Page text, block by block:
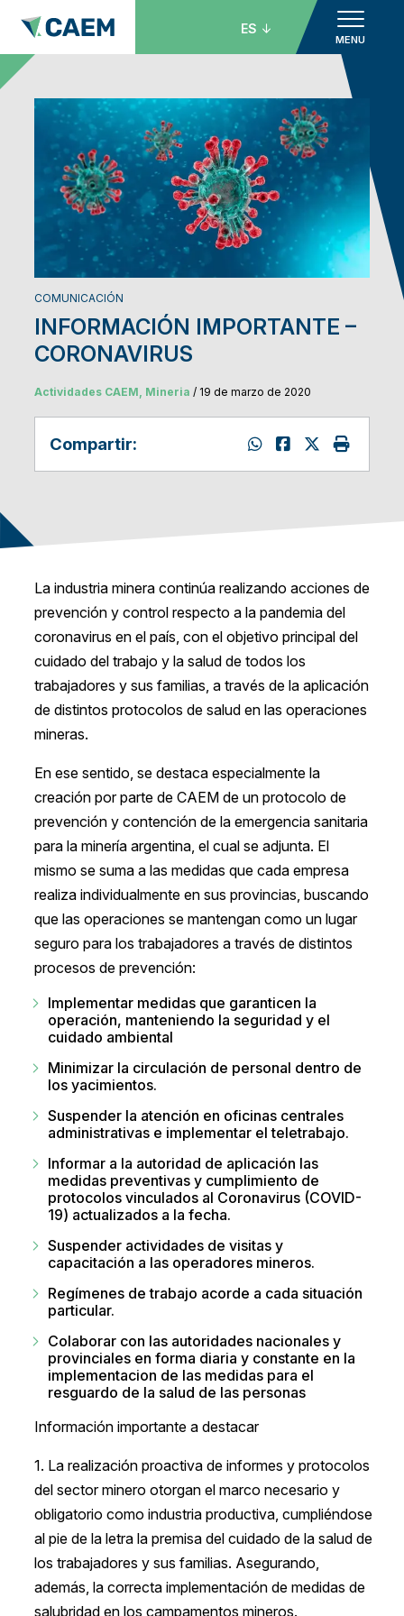
MENU
ES
COMUNICACIÓN
INFORMACIÓN IMPORTANTE –
CORONAVIRUS
Actividades CAEM, Mineria / 19 de marzo de 2020
Compartir:
La industria minera continúa realizando acciones de
prevención y control respecto a la pandemia del
coronavirus en el país, con el objetivo principal del
cuidado del trabajo y la salud de todos los
trabajadores y sus familias, a través de la aplicación
de distintos protocolos de salud en las operaciones
mineras.
En ese sentido, se destaca especialmente la
creación por parte de CAEM de un protocolo de
prevención y contención de la emergencia sanitaria
para la minería argentina, el cual se adjunta. El
mismo se suma a las medidas que cada empresa
realiza individualmente en sus provincias, buscando
que las operaciones se mantengan como un lugar
seguro para los trabajadores a través de distintos
procesos de prevención:
Implementar medidas que garanticen la
operación, manteniendo la seguridad y el
cuidado ambiental
Minimizar la circulación de personal dentro de
los yacimientos.
Suspender la atención en oficinas centrales
administrativas e implementar el teletrabajo.
Informar a la autoridad de aplicación las
medidas preventivas y cumplimiento de
protocolos vinculados al Coronavirus (COVID-
19) actualizados a la fecha.
Suspender actividades de visitas y
capacitación a las operadores mineros.
Regímenes de trabajo acorde a cada situación
particular.
Colaborar con las autoridades nacionales y
provinciales en forma diaria y constante en la
implementacion de las medidas para el
resguardo de la salud de las personas
Información importante a destacar
1. La realización proactiva de informes y protocolos
del sector minero otorgan el marco necesario y
obligatorio como industria productiva, cumpliéndose
al pie de la letra la premisa del cuidado de la salud de
los trabajadores y sus familias. Asegurando,
además, la correcta implementación de medidas de
salubridad en los campamentos mineros.